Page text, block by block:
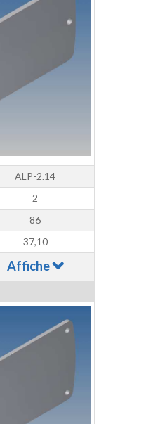
ALP-2.14
2
86
37,10
Affiche